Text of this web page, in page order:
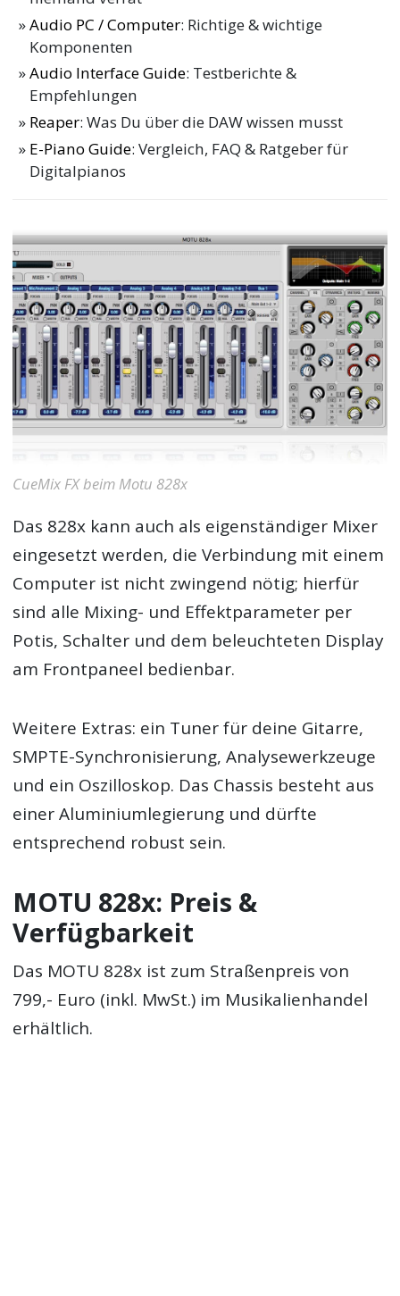
Audio PC / Computer: Richtige & wichtige
Komponenten
Audio Interface Guide: Testberichte &
Empfehlungen
Reaper: Was Du über die DAW wissen musst
E-Piano Guide: Vergleich, FAQ & Ratgeber für
Digitalpianos
CueMix FX beim Motu 828x
Das 828x kann auch als eigenständiger Mixer
eingesetzt werden, die Verbindung mit einem
Computer ist nicht zwingend nötig; hierfür
sind alle Mixing- und Effektparameter per
Potis, Schalter und dem beleuchteten Display
am Frontpaneel bedienbar.
Weitere Extras: ein Tuner für deine Gitarre,
SMPTE-Synchronisierung, Analysewerkzeuge
und ein Oszilloskop. Das Chassis besteht aus
einer Aluminiumlegierung und dürfte
entsprechend robust sein.
MOTU 828x: Preis &
Verfügbarkeit
Das MOTU 828x ist zum Straßenpreis von
799,- Euro (inkl. MwSt.) im Musikalienhandel
erhältlich.